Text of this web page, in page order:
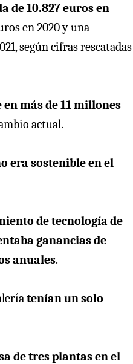
de 10.827 euros en
en 2020 y una
según cifras rescatadas
en más de 11 millones
actual.
era sostenible en el
de tecnología de
ganancias de
anuales.
tenían un solo
de tres plantas en el